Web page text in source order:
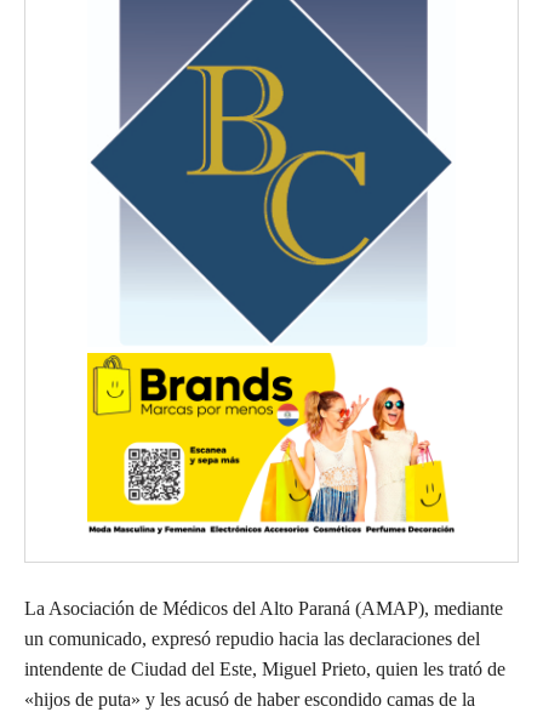
La Asociación de Médicos del Alto Paraná (AMAP), mediante
un comunicado, expresó repudio hacia las declaraciones del
intendente de Ciudad del Este, Miguel Prieto, quien les trató de
«hijos de puta» y les acusó de haber escondido camas de la